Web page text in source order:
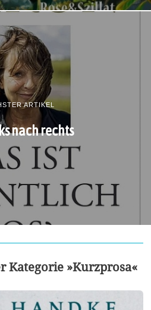
ARTIKEL
nach rechts
Kategorie »Kurzprosa«